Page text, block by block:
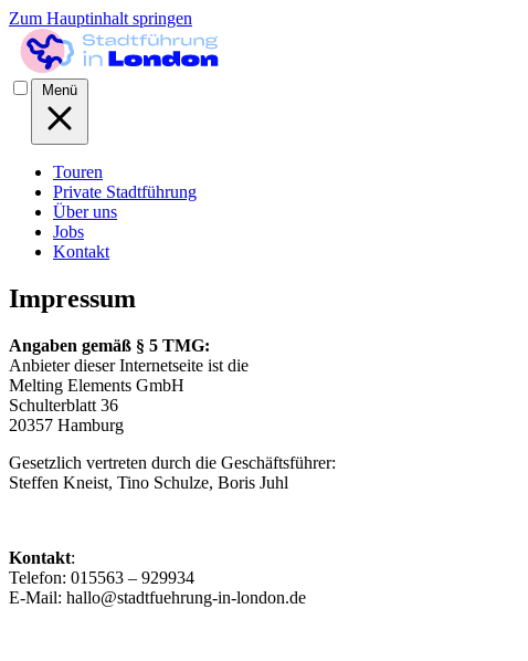
Zum Hauptinhalt springen
Menü
Touren
Private Stadtführung
Über uns
Jobs
Kontakt
Impressum
Angaben gemäß § 5 TMG:
Anbieter dieser Internetseite ist die
Melting Elements GmbH
Schulterblatt 36
20357 Hamburg
Gesetzlich vertreten durch die Geschäftsführer:
Steffen Kneist, Tino Schulze, Boris Juhl
Kontakt:
Telefon: 015563 – 929934
E-Mail: hallo@stadtfuehrung-in-london.de